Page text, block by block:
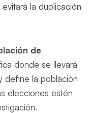
la duplicación
de
donde se llevará
define la población
elecciones estén